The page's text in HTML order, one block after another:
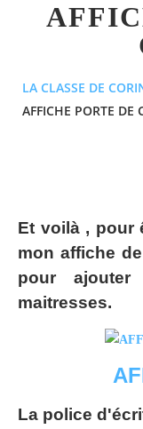
LA CLASSE DE
AFFICHE PORTE DE
Et voilà , pour
mon affiche
pour
maitresses.
La police